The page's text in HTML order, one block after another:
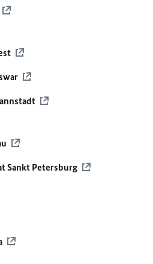
Sankt Petersburg